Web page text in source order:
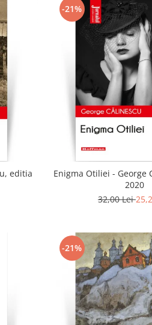
editia
-21%
Enigma Otiliei - George
2020
32,00 Lei
-21%